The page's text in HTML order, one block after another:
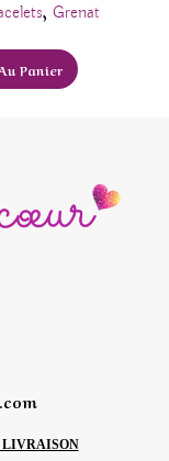
, Grenat
Panier
LIVRAISON